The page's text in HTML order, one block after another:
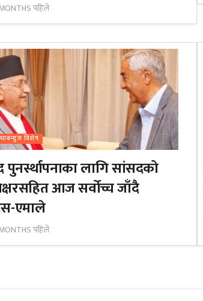
पहिले
विशेष
लागि सांसदको
आज सर्वोच्च जाँदै
एमाले
पहिले